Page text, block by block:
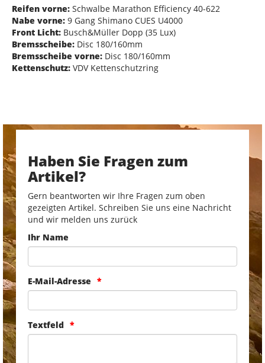
Reifen vorne: Schwalbe Marathon Efficiency 40-622
Nabe vorne: 9 Gang Shimano CUES U4000
Front Licht: Busch&Müller Dopp (35 Lux)
Bremsscheibe: Disc 180/160mm
Bremsscheibe vorne: Disc 180/160mm
Kettenschutz: VDV Kettenschutzring
Haben Sie Fragen zum
Artikel?
Gern beantworten wir Ihre Fragen zum oben
gezeigten Artikel. Schreiben Sie uns eine Nachricht
und wir melden uns zurück
Ihr Name
E-Mail-Adresse
Textfeld